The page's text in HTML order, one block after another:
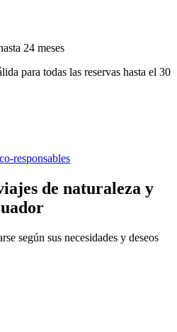
24 meses
para todas las reservas hasta el 30
responsables
de naturaleza y
según sus necesidades y deseos